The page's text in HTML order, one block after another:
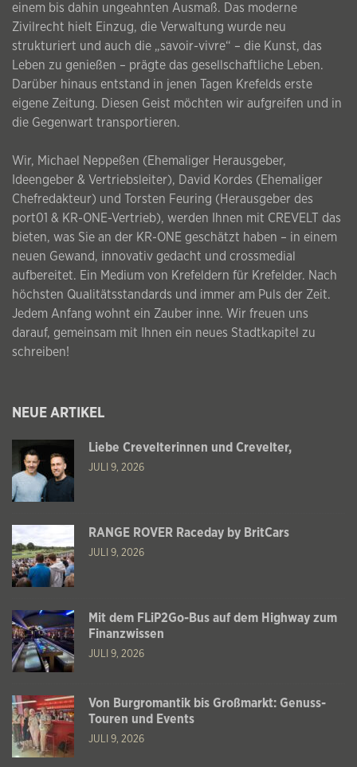
einem bis dahin ungeahnten Ausmaß. Das moderne
Zivilrecht hielt Einzug, die Verwaltung wurde neu
strukturiert und auch die „savoir-vivre“ – die Kunst, das
Leben zu genießen – prägte das gesellschaftliche Leben.
Darüber hinaus entstand in jenen Tagen Krefelds erste
eigene Zeitung. Diesen Geist möchten wir aufgreifen und in
die Gegenwart transportieren.
Wir, Michael Neppeßen (Ehemaliger Herausgeber,
Ideengeber & Vertriebsleiter), David Kordes (Ehemaliger
Chefredakteur) und Torsten Feuring (Herausgeber des
port01 & KR-ONE-Vertrieb), werden Ihnen mit CREVELT das
bieten, was Sie an der KR-ONE geschätzt haben – in einem
neuen Gewand, innovativ gedacht und crossmedial
aufbereitet. Ein Medium von Krefeldern für Krefelder. Nach
höchsten Qualitätsstandards und immer am Puls der Zeit.
Jedem Anfang wohnt ein Zauber inne. Wir freuen uns
darauf, gemeinsam mit Ihnen ein neues Stadtkapitel zu
schreiben!
NEUE ARTIKEL
Liebe Crevelterinnen und Crevelter,
JULI 9, 2026
RANGE ROVER Raceday by BritCars
JULI 9, 2026
Mit dem FLiP2Go-Bus auf dem Highway zum
Finanzwissen
JULI 9, 2026
Von Burgromantik bis Großmarkt: Genuss-
Touren und Events
JULI 9, 2026